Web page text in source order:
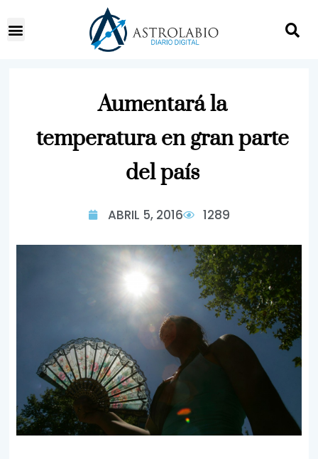
Aumentará la
temperatura en gran parte
del país
ABRIL 5, 2016 1289